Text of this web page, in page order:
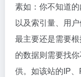
素如：你不知道
以及索引量、用
最主要还是需要
的数据则需要找
供。如该站的IP、